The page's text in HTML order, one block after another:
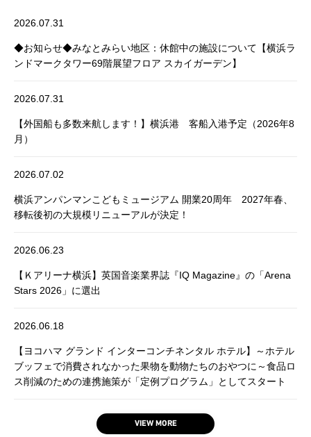
2026.07.31
◆お知らせ◆みなとみらい地区：休館中の施設について【横浜ラ
ンドマークタワー69階展望フロア スカイガーデン】
2026.07.31
【外国船も多数来航します！】横浜港 客船入港予定（2026年8
月）
2026.07.02
横浜アンパンマンこどもミュージアム 開業20周年 2027年春、
移転後初の大規模リニューアルが決定！
2026.06.23
【Ｋアリーナ横浜】英国音楽業界誌『IQ Magazine』の「Arena
Stars 2026」に選出
2026.06.18
【ヨコハマ グランド インターコンチネンタル ホテル】～ホテル
ブッフェで消費されなかった果物を動物たちのおやつに～食品ロ
ス削減のための連携施策が「定例プログラム」としてスタート
VIEW MORE